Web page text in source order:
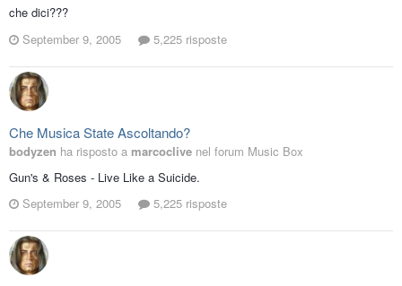
che dici???
September 9, 2005
5,225 risposte
Che Musica State Ascoltando?
bodyzen ha risposto a marcoclive nel forum Music Box
Gun's & Roses - Live Like a Suicide.
September 9, 2005
5,225 risposte